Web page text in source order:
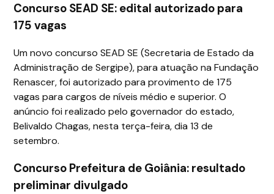
Concurso SEAD SE: edital autorizado para
175 vagas
Um novo concurso SEAD SE (Secretaria de Estado da
Administração de Sergipe), para atuação na Fundação
Renascer, foi autorizado para provimento de 175
vagas para cargos de níveis médio e superior. O
anúncio foi realizado pelo governador do estado,
Belivaldo Chagas, nesta terça-feira, dia 13 de
setembro.
Concurso Prefeitura de Goiânia: resultado
preliminar divulgado